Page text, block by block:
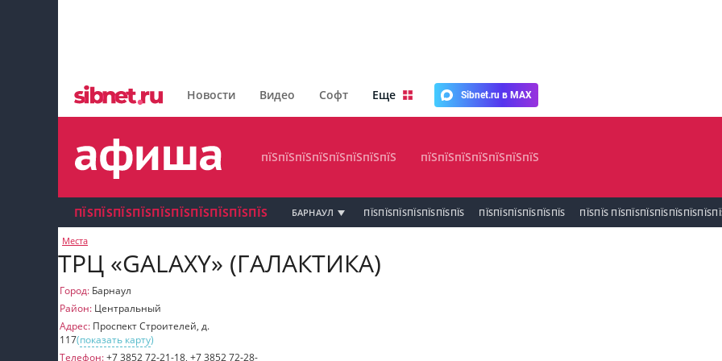
Новости Видео Софт Еще Sibnet.ru в MAX
пїЅпїЅпїЅпїЅпїЅпїЅпїЅпїЅ
пїЅпїЅпїЅпїЅпїЅпїЅпїЅ
пїЅпїЅпїЅ пїЅпїЅпїЅпїЅпїЅпїЅпїЅ пїЅпїЅ
пїЅпїЅпїЅ пїЅпїЅпїЅпїЅпїЅпїЅпїЅ
пїЅпїЅпїЅпїЅпїЅпїЅпїЅпїЅ пїЅпїЅпїЅпїЅпїЅпїЅпїЅ
ПЇЅПЇЅПЇЅПЇЅПЇЅПЇЅПЇЅПЇЅПЇЅПЇЅ БАРНАУЛ ПЇЅПЇЅПЇЅПЇЅПЇЅПЇЅПЇЅ ПЇЅПЇЅПЇЅПЇЅПЇЅПЇЅ ПЇЅПЇЅ
Места
ТРЦ «GALAXY» (ГАЛАКТИКА)
Город: Барнаул
Район: Центральный
Адрес: Проспект Строителей, д.
117(показать карту)
Телефон:+7 3852 72‑21-18, +7 3852 72‑28-